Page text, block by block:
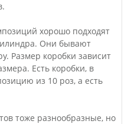
хорошо подходят
Они бывают
Размер коробки зависит
Есть коробки, в
из 10 роз, а есть
тоже разнообразные, но